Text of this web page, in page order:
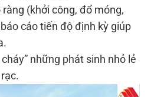
(khởi công, đổ móng,
cáo tiến độ định kỳ giúp
những phát sinh nhỏ lẻ